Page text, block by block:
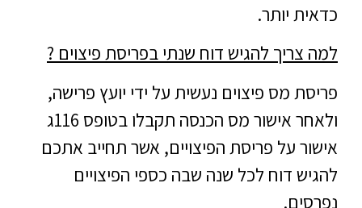
כדאית יותר.
למה צריך להגיש דוח שנתי בפריסת פיצוים ?
פריסת מס פיצוים נעשית על ידי יועץ פרישה,
ולאחר אישור מס הכנסה תקבלו בטופס 116ג
אישור על פריסת הפיצויים, אשר תחייב אתכם
להגיש דוח לכל שנה שבה כספי הפיצויים
נפרסים.